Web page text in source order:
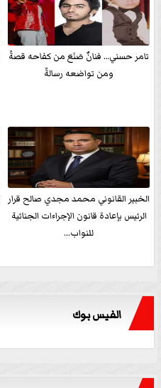
تامر حسني… فنانٌ صَنَعَ من كفاحه قصةً
ومن تواضعه رسالةً
الخبير القانوني محمد مجدي صالح قرار
الرئيس بإعادة قانون الإجراءات الجنائية
للنواب...
الفيس بوك